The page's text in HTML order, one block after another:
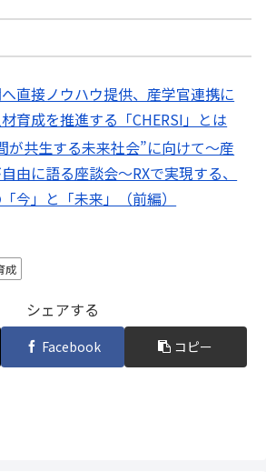
直接ノウハウ提供、産学官連携に
育成を推進する「CHERSI」とは
が共生する未来社会”に向けて～産
由に語る座談会～RXで実現する、
今」と「未来」（前編）
成
シェアする
Facebook コピー